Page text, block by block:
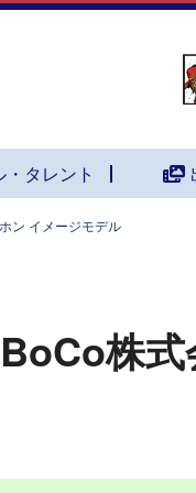
・タレント
ン イメージモデル
BoCo株